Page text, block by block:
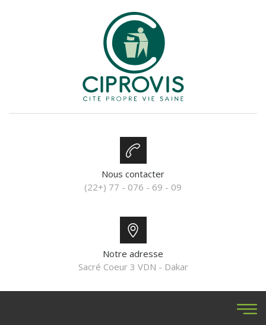
Nous contacter
(22+) 77 - 076 - 69 - 09
Notre adresse
Sacré Coeur 3 VDN - Dakar